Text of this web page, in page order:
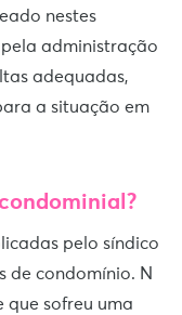
nestes
pela administração
adequadas,
a situação em
pelo síndico
de condomínio. N
que sofreu uma